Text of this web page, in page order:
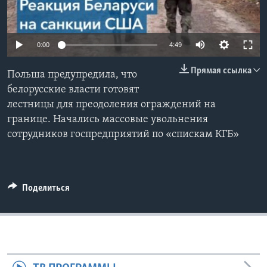
Learning English
Языки
0:00 4:49
Прямая ссылка
Польша предупредила, что
белорусские власти готовят
лестницы для преодоления ограждений на
границе. Начались массовые увольнения
сотрудников госпредприятий по «спискам КГБ»
Поделиться